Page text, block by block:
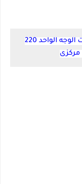
جدول خاص لقيم المكثفات لمحركات الوجه الواحد 220